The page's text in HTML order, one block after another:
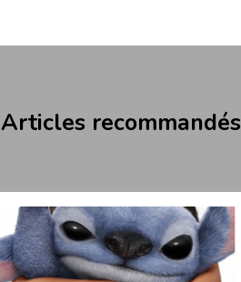
Articles recommandés